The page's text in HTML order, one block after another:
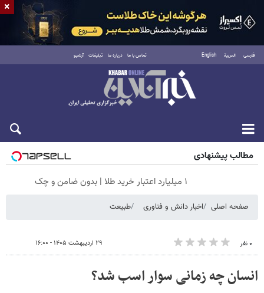
فارسی العربية English تماس با ما درباره ما تبلیغات آرشیو
جمعه ۱۶ مرداد ۱۴۰۵
مطالب پیشنهادی
۱ میلیارد اعتبار خرید طلا | بدون ضامن و چک
صفحه اصلی اخبار دانش و فناوری طبیعت
۰ نفر ۲۹ اردیبهشت ۱۴۰۵ - ۱۶:۰۰
انسان چه زمانی سوار اسب شد؟
×